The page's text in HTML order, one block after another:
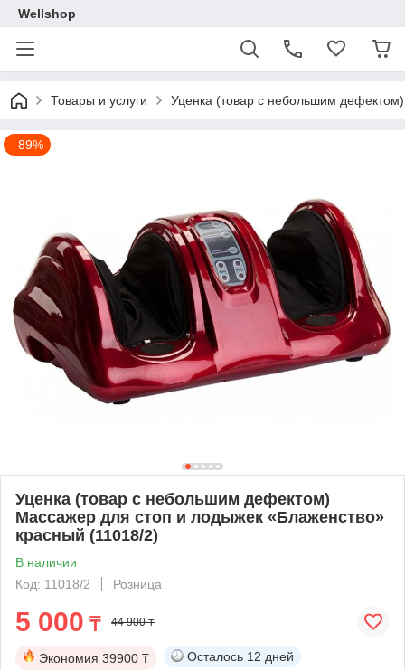
Wellshop
Товары и услуги Уценка (товар с небольшим дефектом)
–89%
Уценка (товар с небольшим дефектом)
Массажер для стоп и лодыжек «Блаженство»
красный (11018/2)
В наличии
Код: 11018/2
Розница
5 000 ₸ 44 900 ₸
Экономия 39900 ₸ Осталось 12 дней